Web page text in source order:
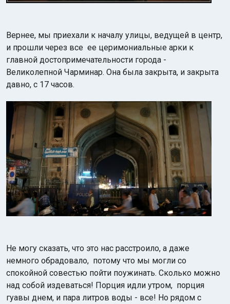
Вернее, мы приехали к началу улицы, ведущей в центр,
и прошли через все ее церимониальные арки к
главной достопримечательности города -
Великолепной Чарминар. Она была закрыта, и закрыта
давно, с 17 часов.
Не могу сказать, что это нас расстроило, а даже
немного обрадовало, потому что мы могли со
спокойной совестью пойти поужинать. Сколько можно
над собой издеваться! Порция идли утром, порция
гуавы днем, и пара литров воды - все! Но рядом с